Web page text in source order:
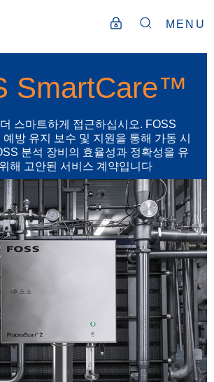
MENU
SmartCare™
스마트하게 접근하십시오. FOSS
방 유지 보수 및 지원을 통해 가동 시
분석 장비의 효율성과 정확성을 유
해 고안된 서비스 계약입니다